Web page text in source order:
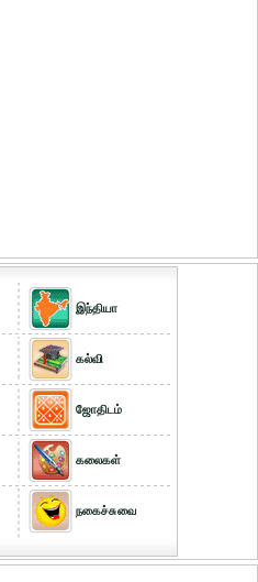
இந்தியா
கல்வி
ஜோதிடம்
கலைகள்
நகைச்சுவை